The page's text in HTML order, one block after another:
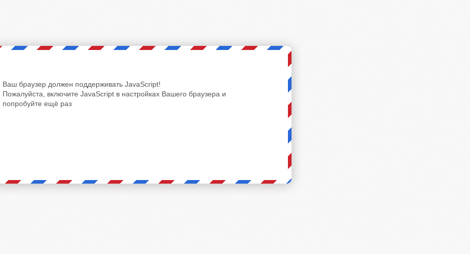
Ваш браузер должен поддерживать JavaScript!
Пожалуйста, включите JavaScript в настройках Вашего браузера и
попробуйте ещё раз